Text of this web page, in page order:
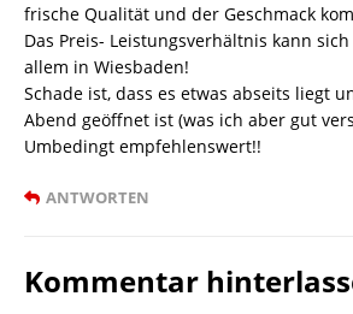
frische Qualität und der Geschmack
Das Preis- Leistungsverhältnis kann
allem in Wiesbaden!
Schade ist, dass es etwas abseits liegt
Abend geöffnet ist (was ich aber gut
Umbedingt empfehlenswert!!
ANTWORTEN
Kommentar